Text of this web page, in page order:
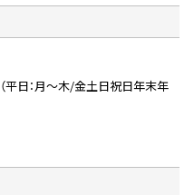
平日：月～木/金土日祝日年末年